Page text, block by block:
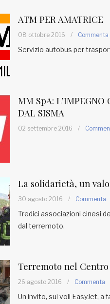
ATM PER AMATRICE
08 ottobre 2016 / Commenta
Servizio autobus per
MM SpA:
DAL SISMA
02 settembre 2016 /
La solidarietà, un
30 agosto 2016 / Commenta
Tredici associazioni cinesi
dal terremoto.
Terremoto nel
26 agosto 2016 / Commenta
Un invito, sui voli EasyJet,